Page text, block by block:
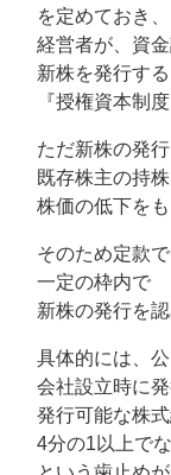
を定めておき
経営者が、資金
新株を発行する
『授権資本制度
ただ新株の発
既存株主の持株
株価の低下をも
そのため定款で
一定の枠内で
新株の発行を認
具体的には、公
会社設立時に
発行可能な株
4分の1以上で